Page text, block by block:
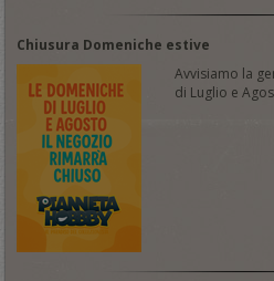
Chiusura Domeniche estive
Avvisiamo la
di Luglio e